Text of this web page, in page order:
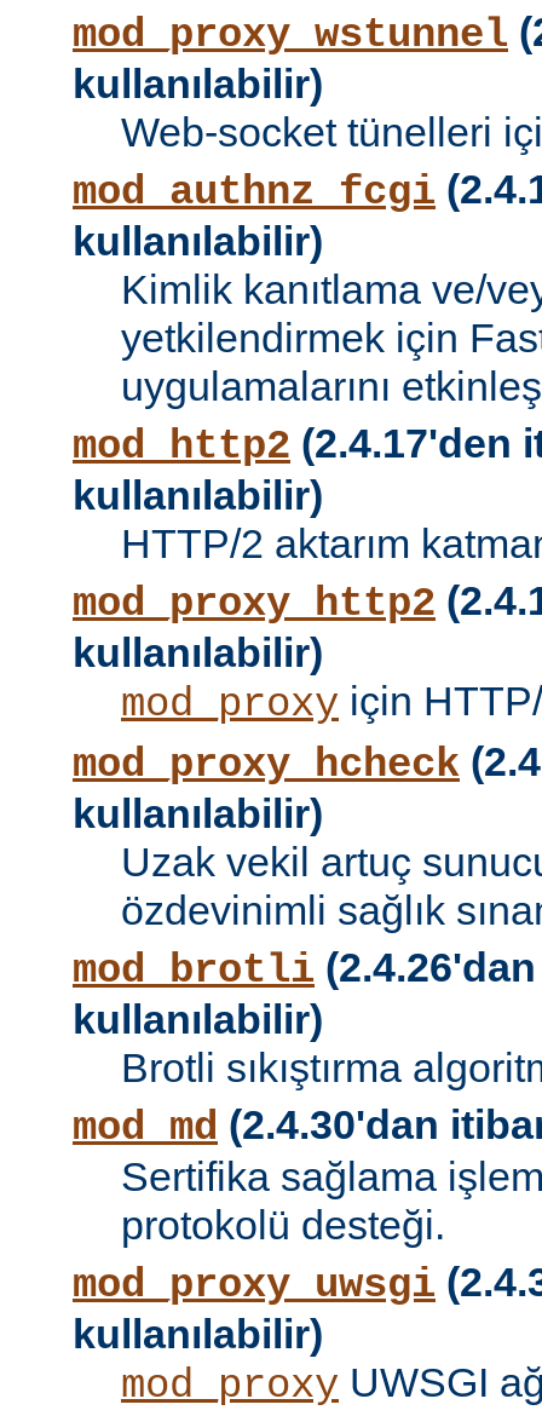
mod_proxy_wstunnel
kullanılabilir)
Web-socket tünelleri
mod_authnz_fcgi
kullanılabilir)
Kimlik kanıtlama ve/
yetkilendirmek için
uygulamalarını
mod_http2 (2.4.17'den
kullanılabilir)
HTTP/2 aktarım
mod_proxy_http2
kullanılabilir)
mod_proxy için
mod_proxy_hcheck
kullanılabilir)
Uzak vekil artuç
özdevinimli sağlık
mod_brotli
kullanılabilir)
Brotli sıkıştırma
mod_md (2.4.30'dan
Sertifika sağlama
protokolü desteği.
mod_proxy_uwsgi
kullanılabilir)
mod_proxy UWSGI